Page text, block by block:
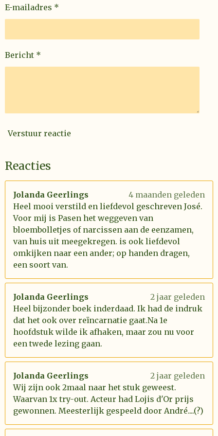
E-mailadres *
Bericht *
Verstuur reactie
Reacties
Jolanda Geerlings
4 maanden geleden
Heel mooi verstild en liefdevol geschreven José.
Voor mij is Pasen het weggeven van
bloembolletjes of narcissen aan de eenzamen,
van huis uit meegekregen. is ook liefdevol
omkijken naar een ander; op handen dragen,
een soort van.
Jolanda Geerlings
2 jaar geleden
Heel bijzonder boek inderdaad. Ik had de indruk
dat het ook over reïncarnatie gaat.Na 1e
hoofdstuk wilde ik afhaken, maar zou nu voor
een twede lezing gaan.
Jolanda Geerlings
2 jaar geleden
Wij zijn ook 2maal naar het stuk geweest.
Waarvan 1x try-out. Acteur had Lojis d'Or prijs
gewonnen. Meesterlijk gespeeld door André....(?)